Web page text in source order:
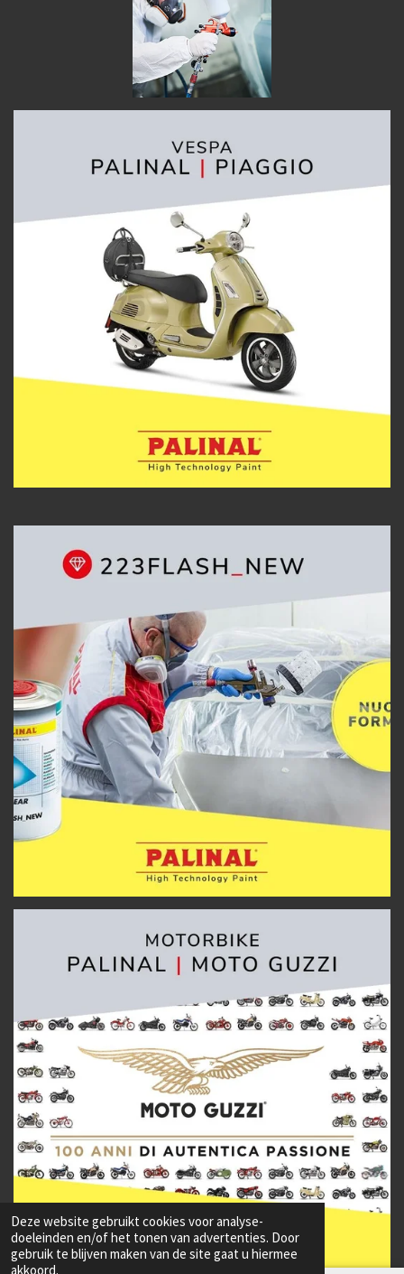
Deze website gebruikt cookies voor analyse-
doeleinden en/of het tonen van advertenties. Door
gebruik te blijven maken van de site gaat u hiermee
akkoord.